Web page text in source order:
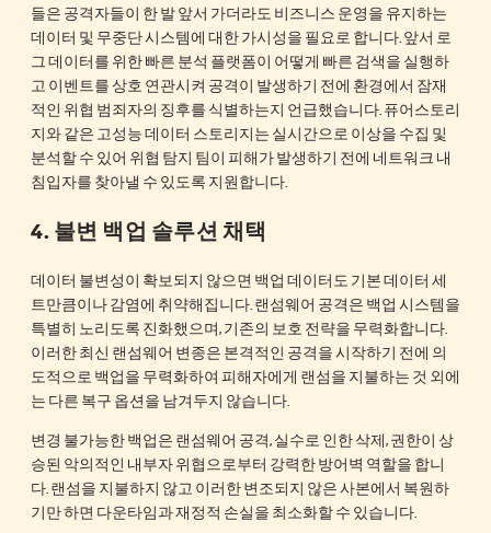
들은 공격자들이 한 발 앞서 가더라도 비즈니스 운영을 유지하는
데이터 및 무중단 시스템에 대한 가시성을 필요로 합니다. 앞서 로
그 데이터를 위한 빠른 분석 플랫폼이 어떻게 빠른 검색을 실행하
고 이벤트를 상호 연관시켜 공격이 발생하기 전에 환경에서 잠재
적인 위협 범죄자의 징후를 식별하는지 언급했습니다. 퓨어스토리
지와 같은 고성능 데이터 스토리지는 실시간으로 이상을 수집 및
분석할 수 있어 위협 탐지 팀이 피해가 발생하기 전에 네트워크 내
침입자를 찾아낼 수 있도록 지원합니다.
4. 불변 백업 솔루션 채택
데이터 불변성이 확보되지 않으면 백업 데이터도 기본 데이터 세
트만큼이나 감염에 취약해집니다. 랜섬웨어 공격은 백업 시스템을
특별히 노리도록 진화했으며, 기존의 보호 전략을 무력화합니다.
이러한 최신 랜섬웨어 변종은 본격적인 공격을 시작하기 전에 의
도적으로 백업을 무력화하여 피해자에게 랜섬을 지불하는 것 외에
는 다른 복구 옵션을 남겨두지 않습니다.
변경 불가능한 백업은 랜섬웨어 공격, 실수로 인한 삭제, 권한이 상
승된 악의적인 내부자 위협으로부터 강력한 방어벽 역할을 합니
다. 랜섬을 지불하지 않고 이러한 변조되지 않은 사본에서 복원하
기만 하면 다운타임과 재정적 손실을 최소화할 수 있습니다.